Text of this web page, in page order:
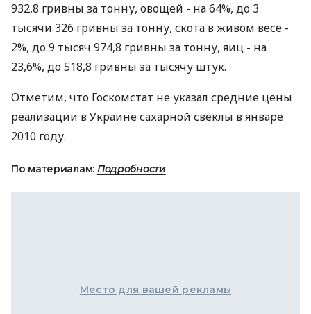
932,8 гривны за тонну, овощей - на 64%, до 3
тысячи 326 гривны за тонну, скота в живом весе -
2%, до 9 тысяч 974,8 гривны за тонну, яиц - на
23,6%, до 518,8 гривны за тысячу штук.
Отметим, что Госкомстат не указал средние цены
реализации в Украине сахарной свеклы в январе
2010 году.
По материалам: Подробности
Место для вашей рекламы